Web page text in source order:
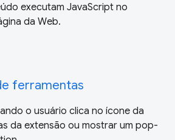
executam JavaScript no
da Web.
ferramentas
o usuário clica no ícone da
da extensão ou mostrar um pop-